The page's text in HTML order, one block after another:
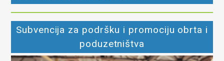
Subvencija za podršku i promociju obrta i
poduzetništva